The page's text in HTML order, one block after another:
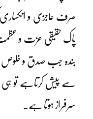
صرف عاجزی و انکساری
پاک حقیقی عزت و
بندہ جب صدق و خلوص
سے پیش کرتاہے تو
سرفراز ہوتا ہے۔